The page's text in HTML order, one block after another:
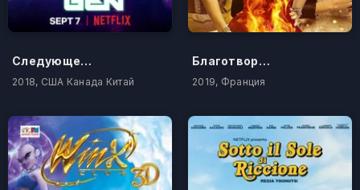
Следующее поколение
2018, США Канада Китай
Благотворительный базар
2019, Франция